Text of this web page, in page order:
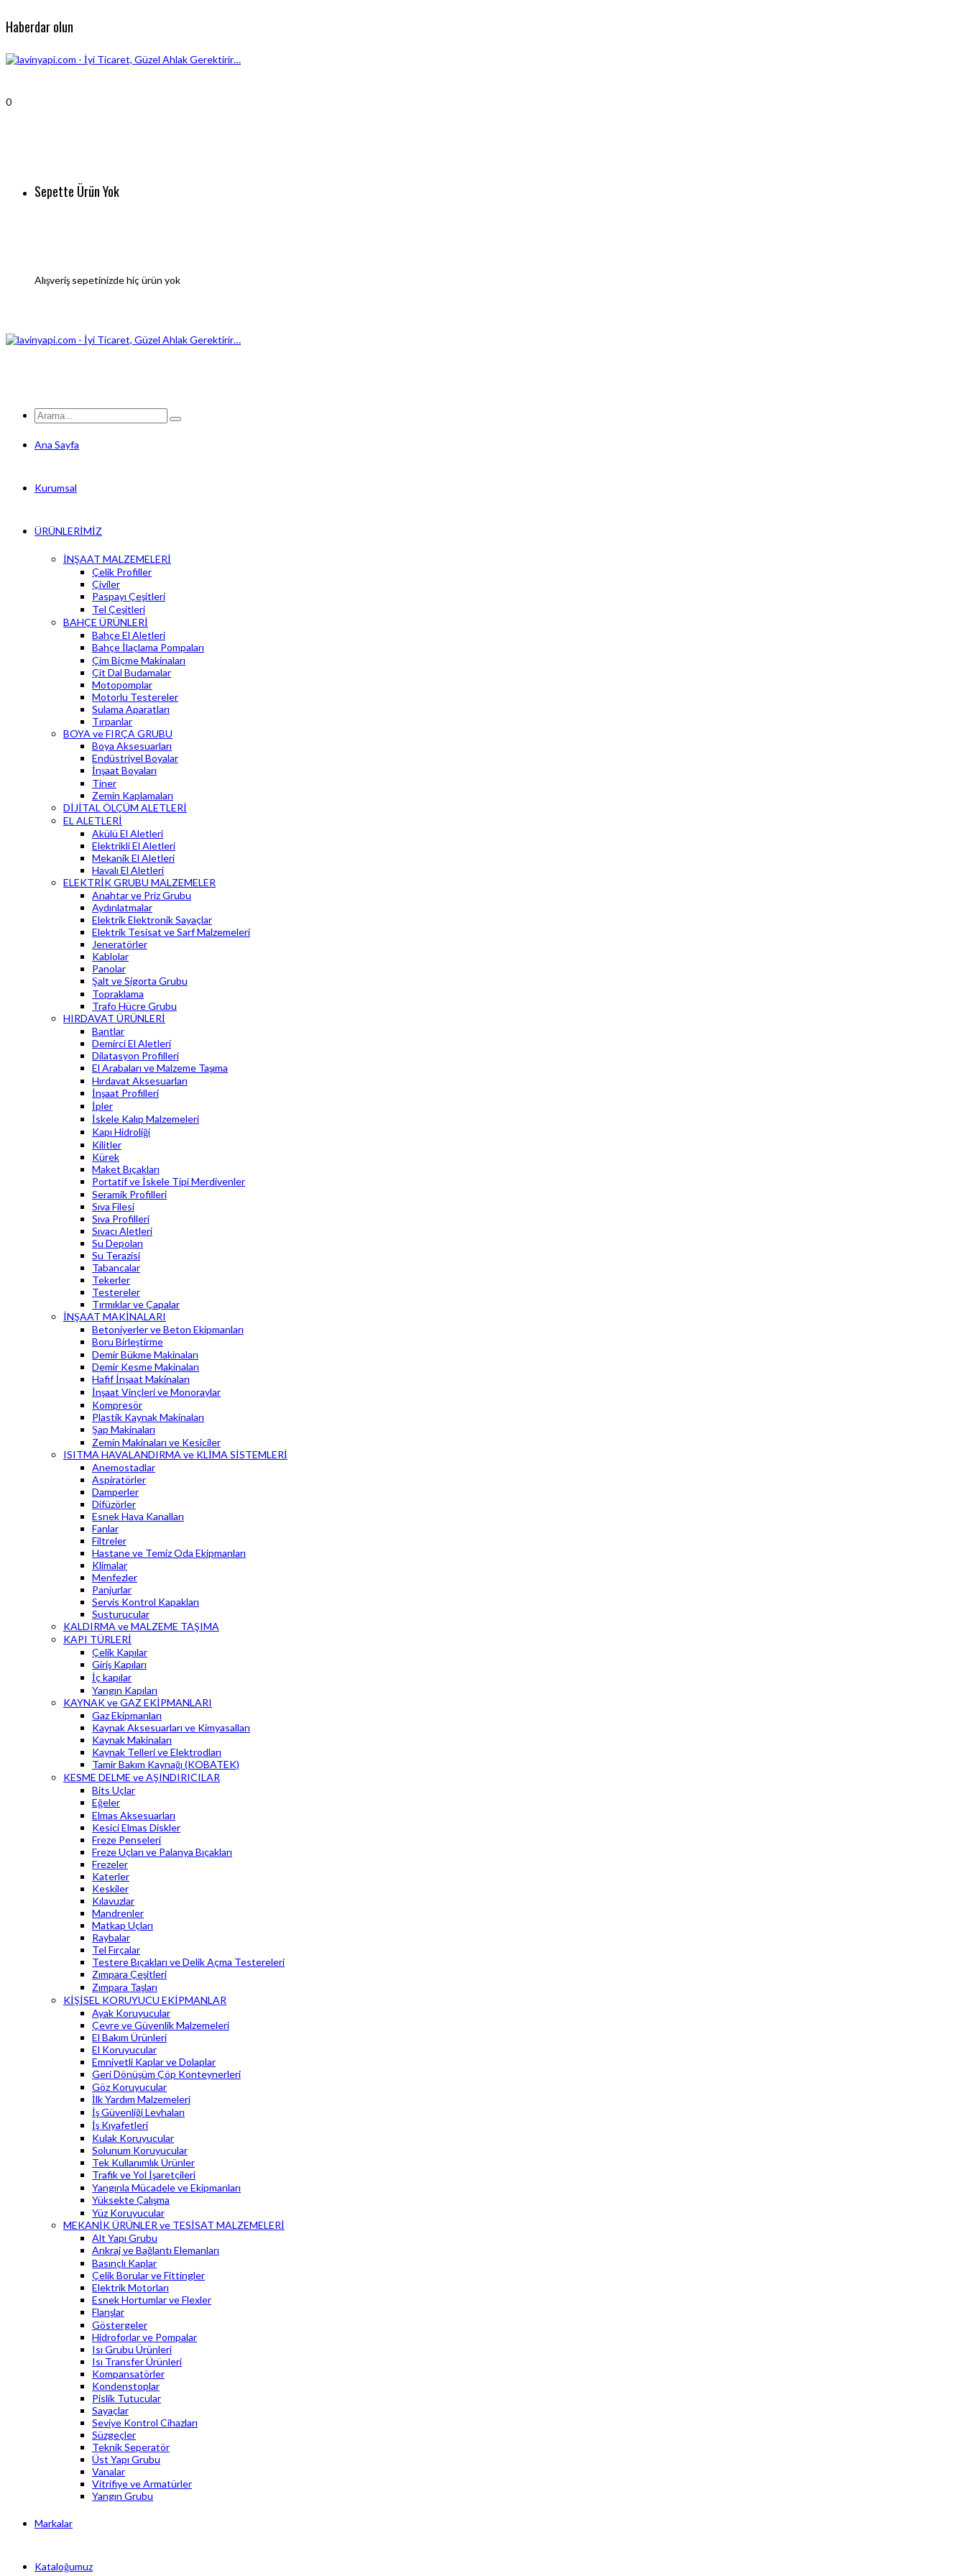
Haberdar olun
0
Sepette Ürün Yok
Alışveriş sepetinizde hiç ürün yok
Ana Sayfa
Kurumsal
ÜRÜNLERİMİZ
İNŞAAT MALZEMELERİ
Çelik Profiller
Çiviler
Paspayı Çeşitleri
Tel Çeşitleri
BAHÇE ÜRÜNLERİ
Bahçe El Aletleri
Bahçe İlaçlama Pompaları
Çim Biçme Makinaları
Çit Dal Budamalar
Motopomplar
Motorlu Testereler
Sulama Aparatları
Tırpanlar
BOYA ve FIRÇA GRUBU
Boya Aksesuarları
Endüstriyel Boyalar
İnşaat Boyaları
Tiner
Zemin Kaplamaları
DİJİTAL ÖLÇÜM ALETLERİ
EL ALETLERİ
Akülü El Aletleri
Elektrikli El Aletleri
Mekanik El Aletleri
Havalı El Aletleri
ELEKTRİK GRUBU MALZEMELER
Anahtar ve Priz Grubu
Aydınlatmalar
Elektrik Elektronik Sayaçlar
Elektrik Tesisat ve Sarf Malzemeleri
Jeneratörler
Kablolar
Panolar
Şalt ve Sigorta Grubu
Topraklama
Trafo Hücre Grubu
HIRDAVAT ÜRÜNLERİ
Bantlar
Demirci El Aletleri
Dilatasyon Profilleri
El Arabaları ve Malzeme Taşıma
Hırdavat Aksesuarları
İnşaat Profilleri
İpler
İskele Kalıp Malzemeleri
Kapı Hidroliği
Kilitler
Kürek
Maket Bıçakları
Portatif ve İskele Tipi Merdivenler
Seramik Profilleri
Sıva Filesi
Sıva Profilleri
Sıvacı Aletleri
Su Depoları
Su Terazisi
Tabancalar
Tekerler
Testereler
Tırmıklar ve Çapalar
İNŞAAT MAKİNALARI
Betoniyerler ve Beton Ekipmanları
Boru Birleştirme
Demir Bükme Makinaları
Demir Kesme Makinaları
Hafif İnşaat Makinaları
İnşaat Vinçleri ve Monoraylar
Kompresör
Plastik Kaynak Makinaları
Şap Makinaları
Zemin Makinaları ve Kesiciler
ISITMA HAVALANDIRMA ve KLİMA SİSTEMLERİ
Anemostadlar
Aspiratörler
Damperler
Difüzörler
Esnek Hava Kanalları
Fanlar
Filtreler
Hastane ve Temiz Oda Ekipmanları
Klimalar
Menfezler
Panjurlar
Servis Kontrol Kapakları
Susturucular
KALDIRMA ve MALZEME TAŞIMA
KAPI TÜRLERİ
Çelik Kapılar
Giriş Kapıları
İç kapılar
Yangın Kapıları
KAYNAK ve GAZ EKİPMANLARI
Gaz Ekipmanları
Kaynak Aksesuarları ve Kimyasalları
Kaynak Makinaları
Kaynak Telleri ve Elektrodları
Tamir Bakım Kaynağı (KOBATEK)
KESME DELME ve AŞINDIRICILAR
Bits Uçlar
Eğeler
Elmas Aksesuarları
Kesici Elmas Diskler
Freze Penseleri
Freze Uçları ve Palanya Bıçakları
Frezeler
Katerler
Keskiler
Kılavuzlar
Mandrenler
Matkap Uçları
Raybalar
Tel Fırçalar
Testere Bıçakları ve Delik Açma Testereleri
Zımpara Çeşitleri
Zımpara Taşları
KİŞİSEL KORUYUCU EKİPMANLAR
Ayak Koruyucular
Çevre ve Güvenlik Malzemeleri
El Bakım Ürünleri
El Koruyucular
Emniyetli Kaplar ve Dolaplar
Geri Dönüşüm Çöp Konteynerleri
Göz Koruyucular
İlk Yardım Malzemeleri
İş Güvenliği Levhaları
İş Kıyafetleri
Kulak Koruyucular
Solunum Koruyucular
Tek Kullanımlık Ürünler
Trafik ve Yol İşaretçileri
Yangınla Mücadele ve Ekipmanları
Yüksekte Çalışma
Yüz Koruyucular
MEKANİK ÜRÜNLER ve TESİSAT MALZEMELERİ
Alt Yapı Grubu
Ankraj ve Bağlantı Elemanları
Basınçlı Kaplar
Çelik Borular ve Fittingler
Elektrik Motorları
Esnek Hortumlar ve Flexler
Flanşlar
Göstergeler
Hidroforlar ve Pompalar
Isı Grubu Ürünleri
Isı Transfer Ürünleri
Kompansatörler
Kondenstoplar
Pislik Tutucular
Sayaçlar
Seviye Kontrol Cihazları
Süzgeçler
Teknik Seperatör
Üst Yapı Grubu
Vanalar
Vitrifiye ve Armatürler
Yangın Grubu
Markalar
Kataloğumuz